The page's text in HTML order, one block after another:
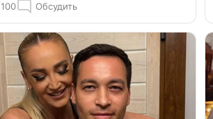
100 Обсудить